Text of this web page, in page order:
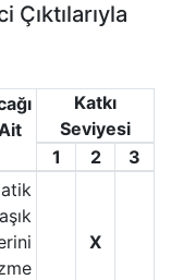
Katkı
Seviyesi
1
2 3
X